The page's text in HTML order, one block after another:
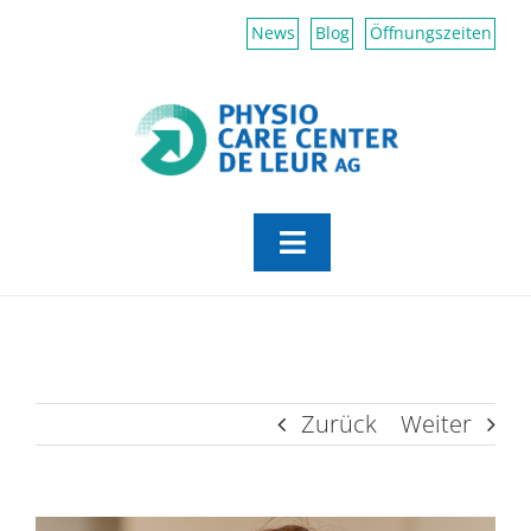
News Blog Öffnungszeiten
Toggle
Zurück Weiter